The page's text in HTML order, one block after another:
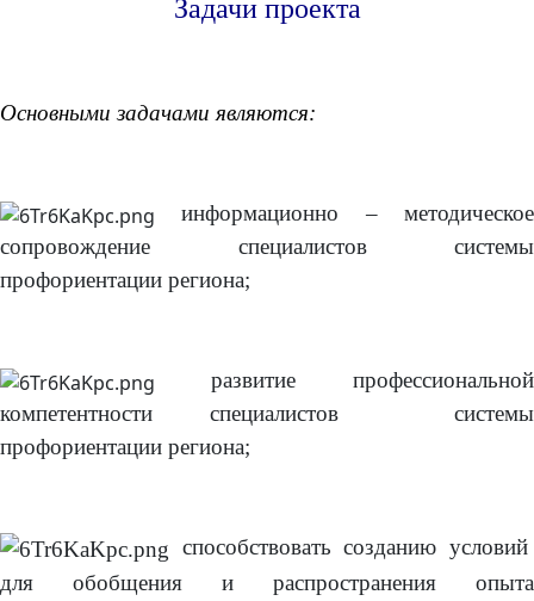
Задачи проекта
Основными задачами являются:
информационно – методическое
сопровождение специалистов системы
профориентации региона;
развитие профессиональной
компетентности специалистов системы
профориентации региона;
способствовать созданию условий
для обобщения и распространения опыта